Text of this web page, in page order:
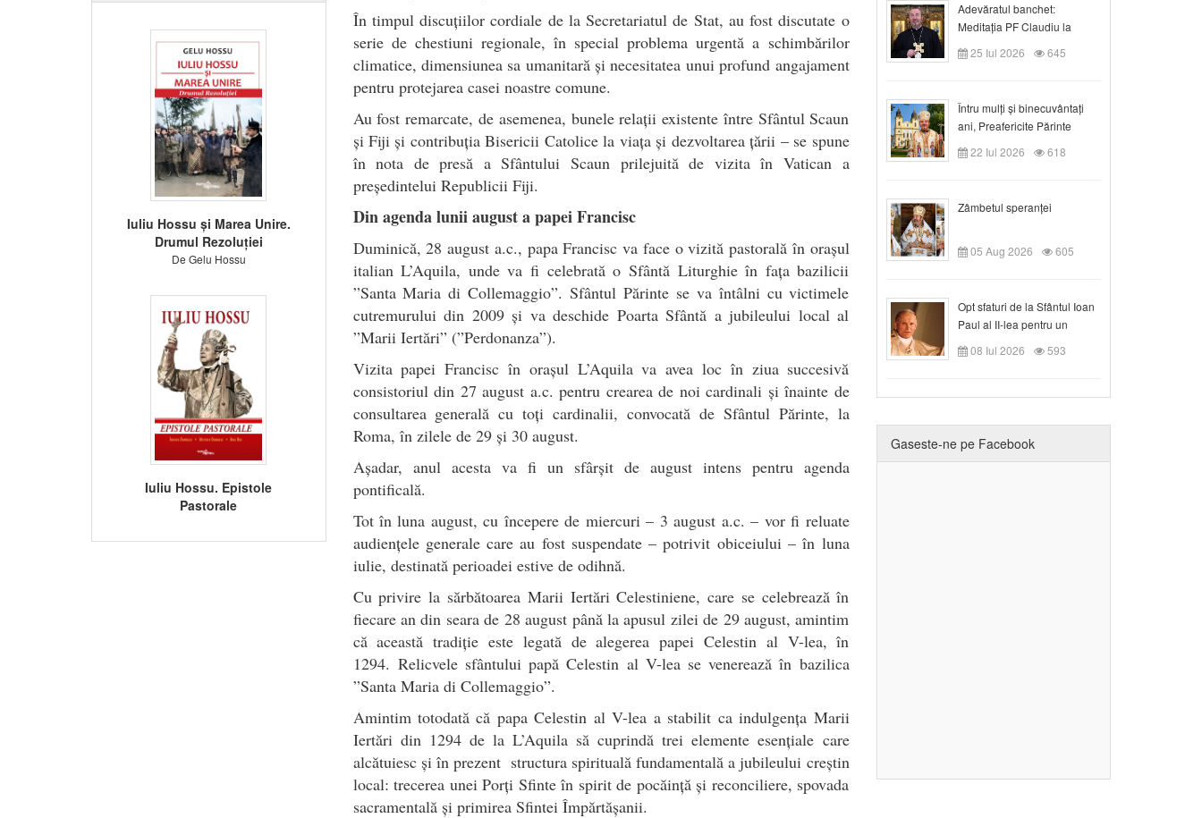
Iuliu Hossu și Marea Unire.
Drumul Rezoluției
De Gelu Hossu
Iuliu Hossu. Epistole
Pastorale
În timpul discuțiilor cordiale de la Secretariatul de Stat, au fost discutate o
serie de chestiuni regionale, în special problema urgentă a schimbărilor
climatice, dimensiunea sa umanitară și necesitatea unui profund angajament
pentru protejarea casei noastre comune.
Au fost remarcate, de asemenea, bunele relații existente între Sfântul Scaun
și Fiji și contribuția Bisericii Catolice la viața și dezvoltarea țării – se spune
în nota de presă a Sfântului Scaun prilejuită de vizita în Vatican a
președintelui Republicii Fiji.
Din agenda lunii august a papei Francisc
Duminică, 28 august a.c., papa Francisc va face o vizită pastorală în orașul
italian L’Aquila, unde va fi celebrată o Sfântă Liturghie în fața bazilicii
”Santa Maria di Collemaggio”. Sfântul Părinte se va întâlni cu victimele
cutremurului din 2009 și va deschide Poarta Sfântă a jubileului local al
”Marii Iertări” (”Perdonanza”).
Vizita papei Francisc în orașul L’Aquila va avea loc în ziua succesivă
consistoriul din 27 august a.c. pentru crearea de noi cardinali și înainte de
consultarea generală cu toți cardinalii, convocată de Sfântul Părinte, la
Roma, în zilele de 29 și 30 august.
Așadar, anul acesta va fi un sfârșit de august intens pentru agenda
pontificală.
Tot în luna august, cu începere de miercuri – 3 august a.c. – vor fi reluate
audiențele generale care au fost suspendate – potrivit obiceiului – în luna
iulie, destinată perioadei estive de odihnă.
Cu privire la sărbătoarea Marii Iertări Celestiniene, care se celebrează în
fiecare an din seara de 28 august până la apusul zilei de 29 august, amintim
că această tradiție este legată de alegerea papei Celestin al V-lea, în
1294. Relicvele sfântului papă Celestin al V-lea se venerează în bazilica
”Santa Maria di Collemaggio”.
Amintim totodată că papa Celestin al V-lea a stabilit ca indulgența Marii
Iertări din 1294 de la L’Aquila să cuprindă trei elemente esențiale care
alcătuiesc și în prezent structura spirituală fundamentală a jubileului creștin
local: trecerea unei Porți Sfinte în spirit de pocăință și reconciliere, spovada
sacramentală și primirea Sfintei Împărtășanii.
Adevăratul banchet:
Meditația PF Claudiu la
Duminica a VIII-a după
Rusalii
25 Iul 2026 645
Întru mulți și binecuvântați
ani, Preafericite Părinte
Claudiu!
22 Iul 2026 618
Zâmbetul speranței
05 Aug 2026 605
Opt sfaturi de la Sfântul Ioan
Paul al II-lea pentru un
creștin
08 Iul 2026 593
Gaseste-ne pe Facebook